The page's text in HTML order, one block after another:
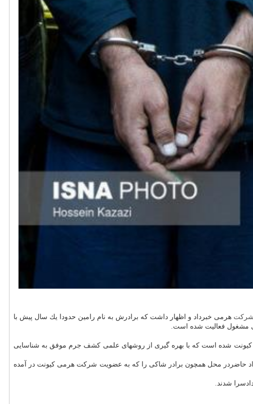
شركت هرمی خبرداد و اظهار داشت كه برادرش به نام رامین حدودا یك سال پیش با
مشغول فعالیت شده است.
كیونت شده است كه با بهره گیری از روشهای علمی كشف جرم موفق به شناسایی
پلیسی، تمام افراد حاضردر محل همچون برادر شاكی را كه به عضویت شركت هرمی كیونت در آمده
شدند.